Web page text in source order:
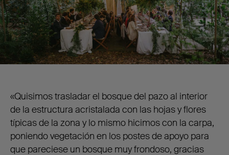
«Quisimos trasladar el bosque del pazo al interior
de la estructura acristalada con las hojas y flores
típicas de la zona y lo mismo hicimos con la carpa,
poniendo vegetación en los postes de apoyo para
que pareciese un bosque muy frondoso, gracias